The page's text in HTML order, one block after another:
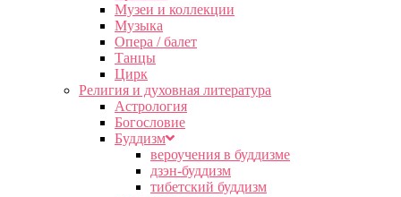
Музеи и коллекции
Музыка
Опера / балет
Танцы
Цирк
Религия и духовная литература
Астрология
Богословие
Буддизм
вероучения в буддизме
дзэн-буддизм
тибетский буддизм